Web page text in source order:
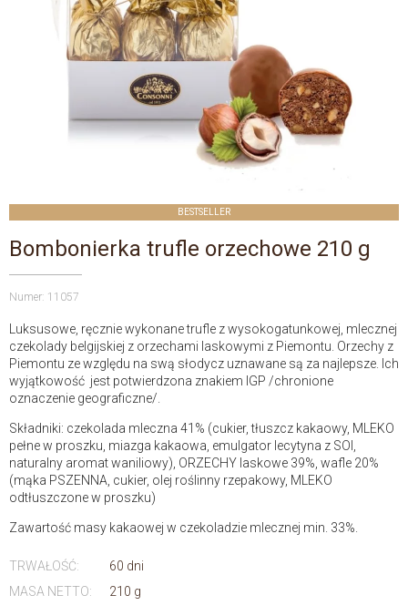
BESTSELLER
Bombonierka trufle orzechowe 210 g
Numer: 11057
Luksusowe, ręcznie wykonane trufle z wysokogatunkowej, mlecznej
czekolady belgijskiej z orzechami laskowymi z Piemontu. Orzechy z
Piemontu ze względu na swą słodycz uznawane są za najlepsze. Ich
wyjątkowość jest potwierdzona znakiem IGP /chronione
oznaczenie geograficzne/.
Składniki: czekolada mleczna 41% (cukier, tłuszcz kakaowy, MLEKO
pełne w proszku, miazga kakaowa, emulgator lecytyna z SOI,
naturalny aromat waniliowy), ORZECHY laskowe 39%, wafle 20%
(mąka PSZENNA, cukier, olej roślinny rzepakowy, MLEKO
odtłuszczone w proszku)
Zawartość masy kakaowej w czekoladzie mlecznej min. 33%.
TRWAŁOŚĆ:
60 dni
MASA NETTO:
210 g